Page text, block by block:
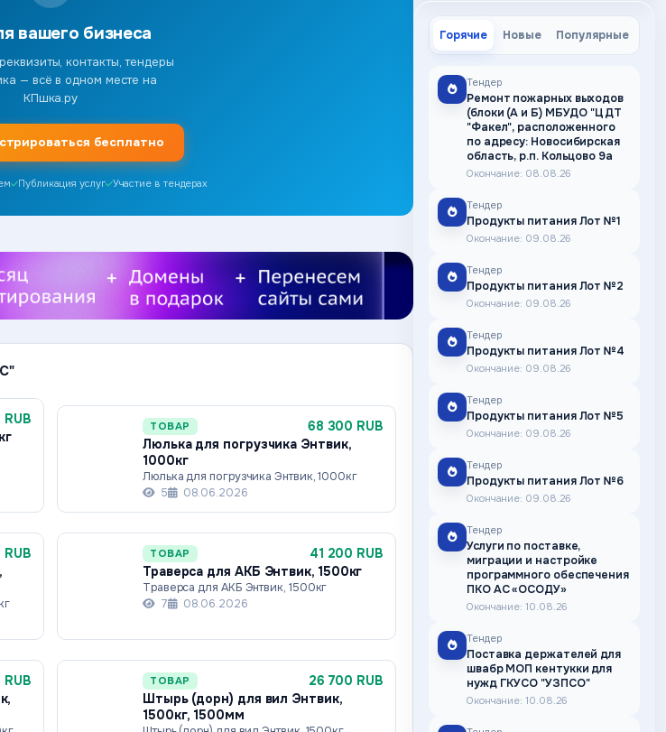
вашего бизнеса
контакты, тендеры
— всё в одном месте на
КПшка.ру
бесплатно
Публикация услуг Участие в тендерах
ТОВАР
68 300 RUB
Люлька для погрузчика Энтвик,
1000кг
Люлька для погрузчика Энтвик, 1000кг
5
08.06.2026
ТОВАР
41 200 RUB
Траверса для АКБ Энтвик, 1500кг
Траверса для АКБ Энтвик, 1500кг
7
08.06.2026
ТОВАР
26 700 RUB
Штырь (дорн) для вил Энтвик,
1500кг, 1500мм
Горячие Новые Популярные
Тендер
Ремонт пожарных выходов
(блоки (А и Б) МБУДО "ЦДТ
"Факел", расположенного
по адресу: Новосибирская
область, р.п. Кольцово 9а
Окончание: 08.08.26
Тендер
Продукты питания Лот №1
Окончание: 09.08.26
Тендер
Продукты питания Лот №2
Окончание: 09.08.26
Тендер
Продукты питания Лот №4
Окончание: 09.08.26
Тендер
Продукты питания Лот №5
Окончание: 09.08.26
Тендер
Продукты питания Лот №6
Окончание: 09.08.26
Тендер
Услуги по поставке,
миграции и настройке
программного обеспечения
ПКО АС «ОСОДУ»
Окончание: 10.08.26
Тендер
Поставка держателей для
швабр МОП кентукки для
нужд ГКУСО "УЗПСО"
Окончание: 10.08.26